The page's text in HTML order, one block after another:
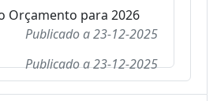
Orçamento para 2026
Publicado a23-12-2025
Publicado a23-12-2025